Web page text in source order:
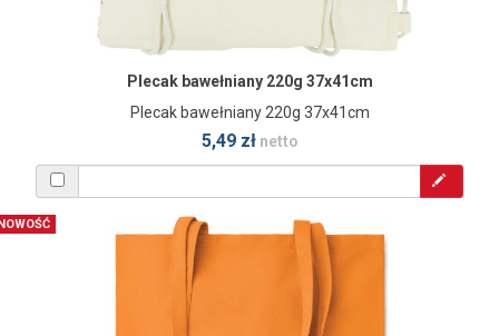
Plecak bawełniany 220g 37x41cm
Plecak bawełniany 220g 37x41cm
5,49 złnetto